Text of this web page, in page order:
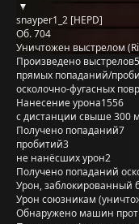
snayper1_2 [HEPD]
Об. 704
Уничтожен выстрелом
Произведено выстрелов5
прямых попаданий/
осколочно-фугасных
Нанесение урона1556
с дистанции свыше 300 м
Получено попаданий7
пробитий3
не нанёсших урон2
Получено попаданий
Урон, заблокированный
Урон союзникам
Обнаружено машин